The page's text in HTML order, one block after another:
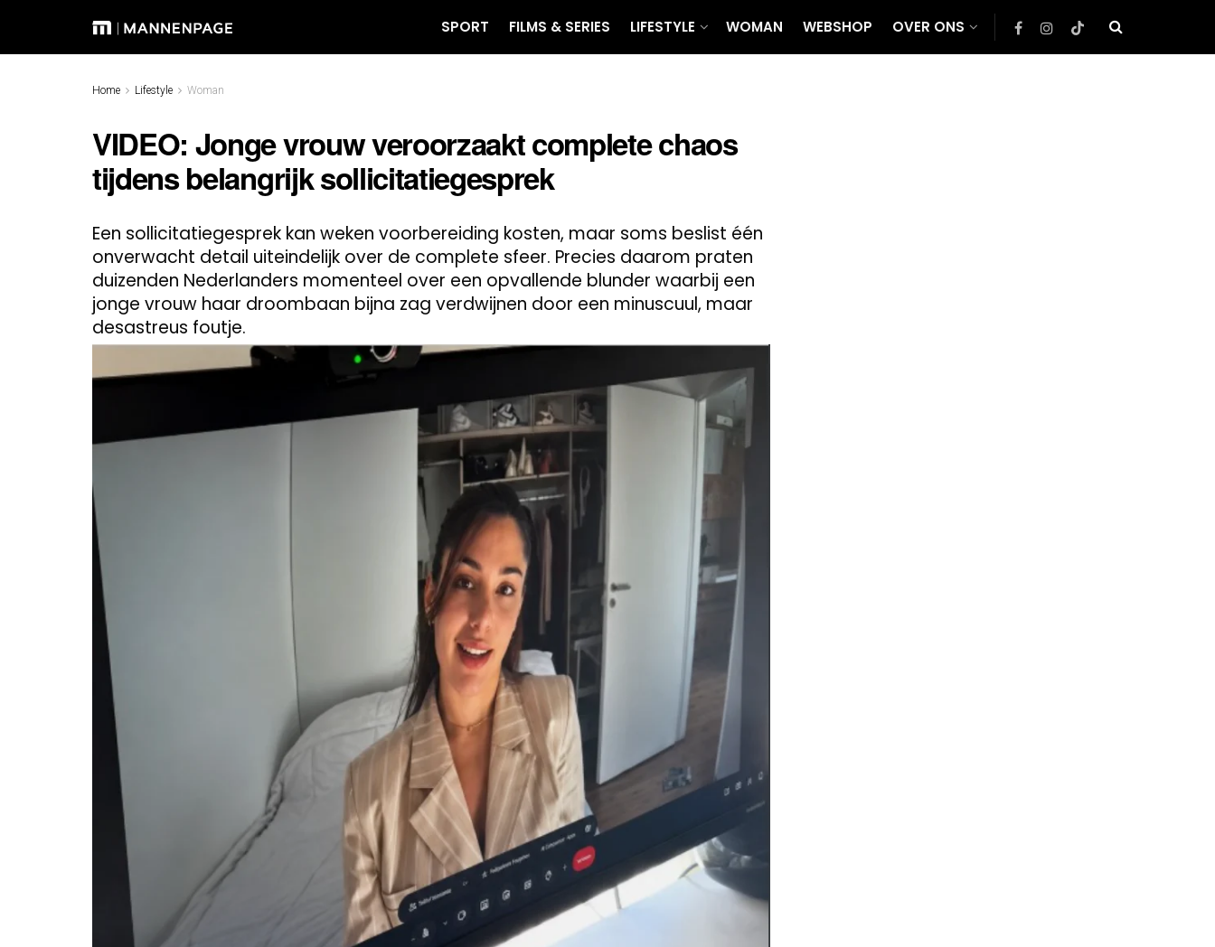
SPORT FILMS & SERIES LIFESTYLE WOMAN WEBSHOP OVER ONS
Home Lifestyle Woman
VIDEO: Jonge vrouw veroorzaakt complete chaos
tijdens belangrijk sollicitatiegesprek
Een sollicitatiegesprek kan weken voorbereiding kosten, maar soms beslist één
onverwacht detail uiteindelijk over de complete sfeer. Precies daarom praten
duizenden Nederlanders momenteel over een opvallende blunder waarbij een
jonge vrouw haar droombaan bijna zag verdwijnen door een minuscuul, maar
desastreus foutje.